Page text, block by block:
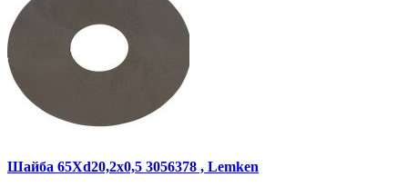
Шайба 65Xd20,2x0,5 3056378 , Lemken